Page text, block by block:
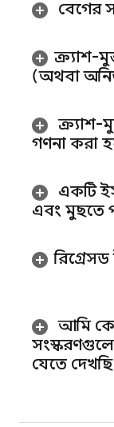
বেগের
ক্র্যাশ-
(অথবা
ক্র্যাশ-
গণনা করা
একটি
এবং মুছতে
আমি
যেতে